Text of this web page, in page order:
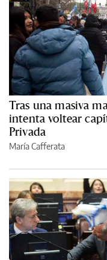
Tras una masiva
intenta voltear
Privada
María Cafferata